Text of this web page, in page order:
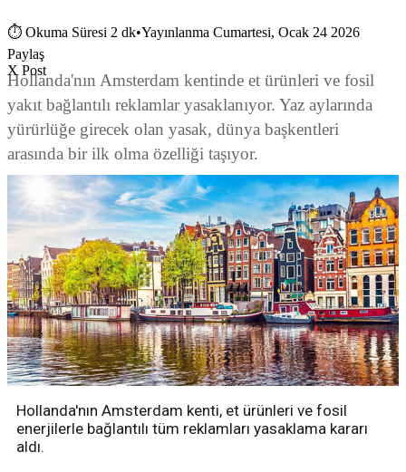
⏱ Okuma Süresi 2 dk•Yayınlanma Cumartesi, Ocak 24 2026
Paylaş
X Post
Hollanda'nın Amsterdam kentinde et ürünleri ve fosil
yakıt bağlantılı reklamlar yasaklanıyor. Yaz aylarında
yürürlüğe girecek olan yasak, dünya başkentleri
arasında bir ilk olma özelliği taşıyor.
Hollanda'nın Amsterdam kenti, et ürünleri ve fosil
enerjilerle bağlantılı tüm reklamları yasaklama kararı
aldı.